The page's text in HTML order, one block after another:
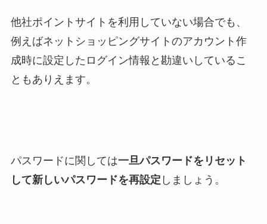
他社ポイントサイトを利用していない場合でも、
例えばネットショッピングサイトのアカウント作
成時に設定したログイン情報と勘違いしているこ
ともありえます。
パスワードに関しては一旦パスワードをリセット
して新しいパスワードを再設定 しましょう。